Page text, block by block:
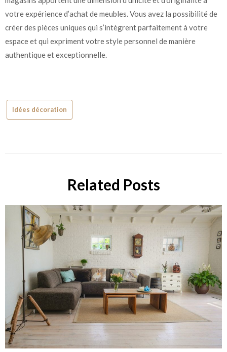
votre expérience d’achat de meubles. Vous avez la possibilité de
créer des pièces uniques qui s’intègrent parfaitement à votre
espace et qui expriment votre style personnel de manière
authentique et exceptionnelle.
Idées décoration
Related Posts